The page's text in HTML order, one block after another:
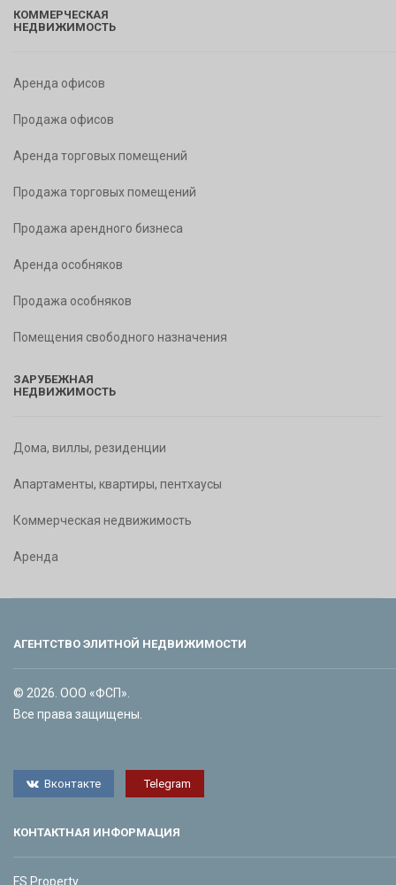
КОММЕРЧЕСКАЯ
НЕДВИЖИМОСТЬ
Аренда офисов
Продажа офисов
Аренда торговых помещений
Продажа торговых помещений
Продажа арендного бизнеса
Аренда особняков
Продажа особняков
Помещения свободного назначения
ЗАРУБЕЖНАЯ
НЕДВИЖИМОСТЬ
Дома, виллы, резиденции
Апартаменты, квартиры, пентхаусы
Коммерческая недвижимость
Аренда
АГЕНТСТВО ЭЛИТНОЙ НЕДВИЖИМОСТИ
© 2026. ООО «ФСП».
Все права защищены.
Вконтакте Telegram
КОНТАКТНАЯ ИНФОРМАЦИЯ
FS Property